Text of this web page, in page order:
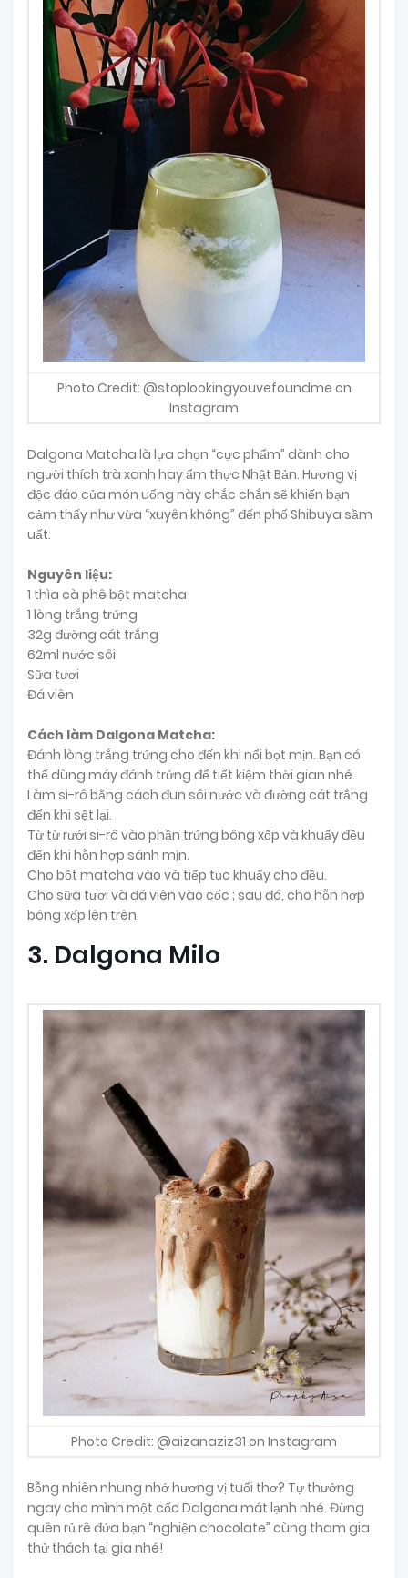
Photo Credit: @stoplookingyouvefoundme on
Instagram
Dalgona Matcha là lựa chọn “cực phẩm” dành cho
người thích trà xanh hay ẩm thực Nhật Bản. Hương vị
độc đáo của món uống này chắc chắn sẽ khiến bạn
cảm thấy như vừa “xuyên không” đến phố Shibuya sầm
uất.
Nguyên liệu:
1 thìa cà phê bột matcha
1 lòng trắng trứng
32g đường cát trắng
62ml nước sôi
Sữa tươi
Đá viên
Cách làm Dalgona Matcha:
Đánh lòng trắng trứng cho đến khi nổi bọt mịn. Bạn có
thể dùng máy đánh trứng để tiết kiệm thời gian nhé.
Làm si-rô bằng cách đun sôi nước và đường cát trắng
đến khi sệt lại.
Từ từ rưới si-rô vào phần trứng bông xốp và khuấy đều
đến khi hỗn hợp sánh mịn.
Cho bột matcha vào và tiếp tục khuấy cho đều.
Cho sữa tươi và đá viên vào cốc ; sau đó, cho hỗn hợp
bông xốp lên trên.
3. Dalgona Milo
Photo Credit: @aizanaziz31 on Instagram
Bỗng nhiên nhung nhớ hương vị tuổi thơ? Tự thưởng
ngay cho mình một cốc Dalgona mát lạnh nhé. Đừng
quên rủ rê đứa bạn “nghiện chocolate” cùng tham gia
thử thách tại gia nhé!